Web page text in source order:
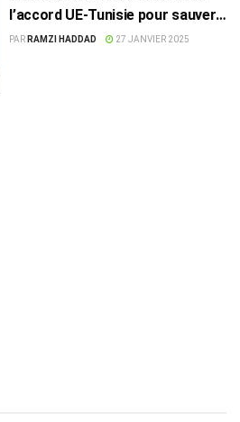
l’accord UE-Tunisie pour sauver
sa production
PAR RAMZI HADDAD 27 JANVIER 2025